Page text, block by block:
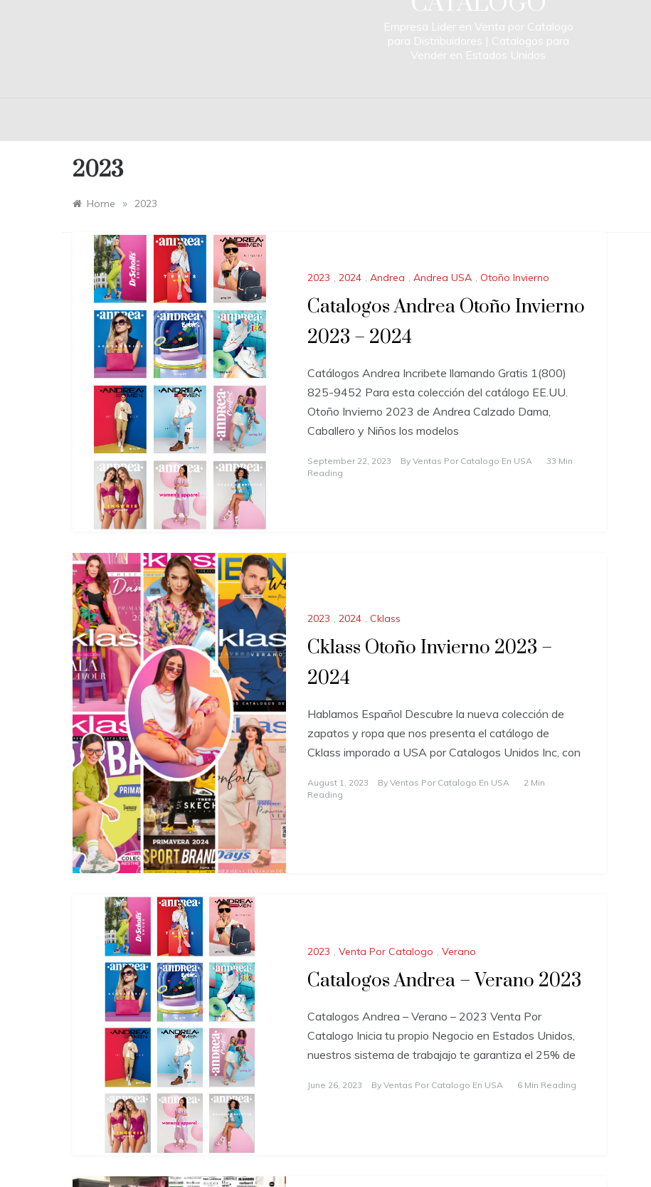
Empresa Lider en Venta por Catalogo
para Distribuidores | Catalogos para
Vender en Estados Unidos
2023
Home » 2023
2023 , 2024 , Andrea , Andrea USA , Otoño Invierno
Catalogos Andrea Otoño Invierno
2023 – 2024
Catálogos Andrea Incribete llamando Gratis 1(800)
825-9452 Para esta colección del catálogo EE.UU.
Otoño Invierno 2023 de Andrea Calzado Dama,
Caballero y Niños los modelos
September 22, 2023 By Ventas Por Catalogo En USA
33 Min
Reading
2023 , 2024 , Cklass
Cklass Otoño Invierno 2023 –
2024
Hablamos Español Descubre la nueva colección de
zapatos y ropa que nos presenta el catálogo de
Cklass imporado a USA por Catalogos Unidos Inc, con
August 1, 2023 By Ventas Por Catalogo En USA
2 Min
Reading
2023 , Venta Por Catalogo , Verano
Catalogos Andrea – Verano 2023
Catalogos Andrea – Verano – 2023 Venta Por
Catalogo Inicia tu propio Negocio en Estados Unidos,
nuestros sistema de trabajajo te garantiza el 25% de
June 26, 2023 By Ventas Por Catalogo En USA 6 Min Reading